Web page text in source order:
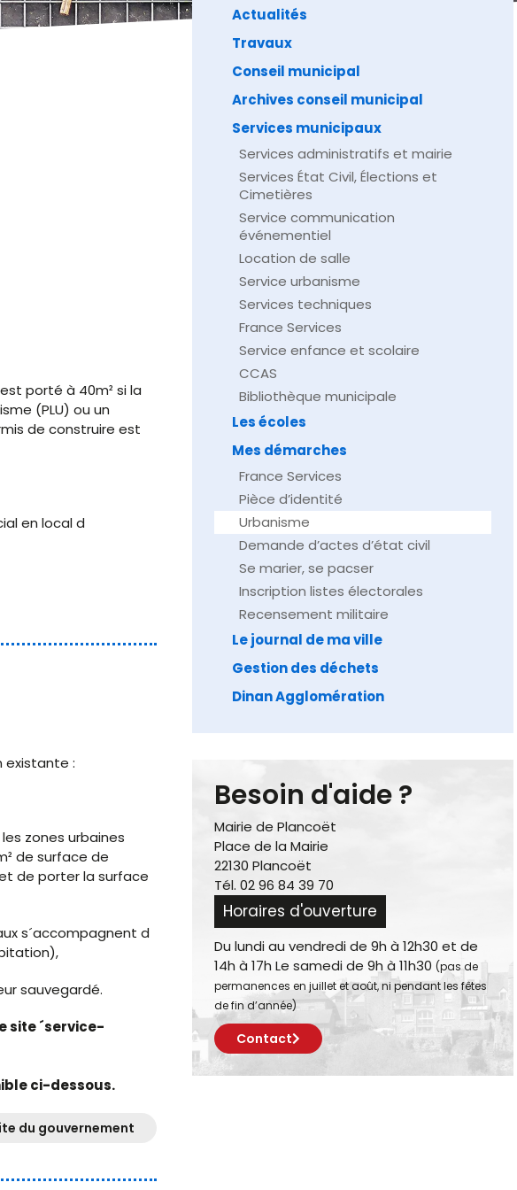
porté à 40m² si la
(PLU) ou un
de construire est
en local d
existante :
zones urbaines
de surface de
de porter la surface
s´accompagnent d
sauvegardé.
site ´service-
ci-dessous.
du gouvernement
Actualités
Travaux
Conseil municipal
Archives conseil municipal
Services municipaux
Services administratifs et mairie
Services État Civil, Élections et
Cimetières
Service communication
événementiel
Location de salle
Service urbanisme
Services techniques
France Services
Service enfance et scolaire
CCAS
Bibliothèque municipale
Les écoles
Mes démarches
France Services
Pièce d’identité
Urbanisme
Demande d’actes d’état civil
Se marier, se pacser
Inscription listes électorales
Recensement militaire
Le journal de ma ville
Gestion des déchets
Dinan Agglomération
Besoin d'aide ?
Mairie de Plancoët
Place de la Mairie
22130 Plancoët
Tél. 02 96 84 39 70
Horaires d'ouverture
Du lundi au vendredi de 9h à 12h30 et de
14h à 17h Le samedi de 9h à 11h30 (pas de
permanences en juillet et août, ni pendant les fêtes
de fin d’année)
Contact